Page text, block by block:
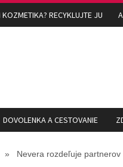
RECYKLUJTE JU
DOVOLENKA A CESTOVANIE
Nevera rozdeľuje partnerov